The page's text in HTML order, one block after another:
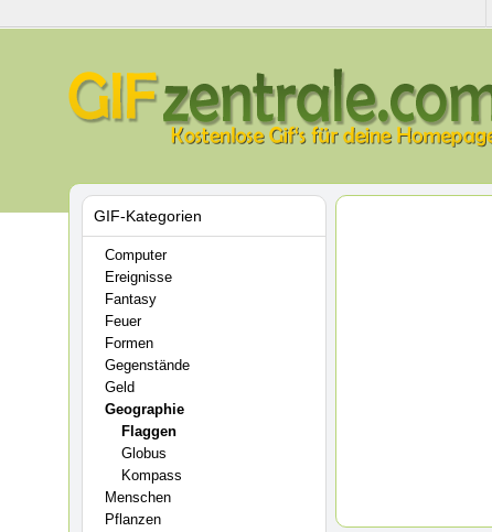
GIF-Kategorien
Computer
Ereignisse
Fantasy
Feuer
Formen
Gegenstände
Geld
Geographie
Flaggen
Globus
Kompass
Menschen
Pflanzen